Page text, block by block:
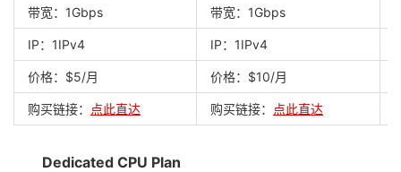
带宽：1Gbps 带宽：1Gbps
IP：1IPv4 IP：1IPv4
价格：$5/月 价格：$10/月
购买链接： 点此直达 购买链接： 点此直达
Dedicated CPU Plan